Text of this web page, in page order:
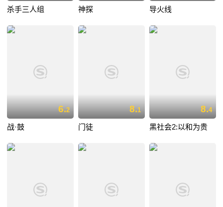
杀手三人组 神探 导火线
6.2
战·鼓
8.1
门徒
8.4
黑社会2:以和为贵